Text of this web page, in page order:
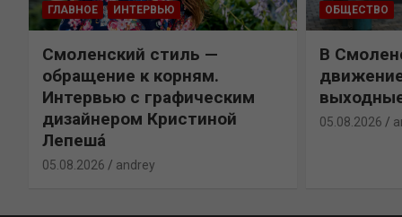
ГЛАВНОЕ ИНТЕРВЬЮ
Смоленский стиль —
обращение к корням.
Интервью с графическим
дизайнером Кристиной
Лепешá
05.08.2026 andrey
ОБЩЕСТВО
В
05.08.2026